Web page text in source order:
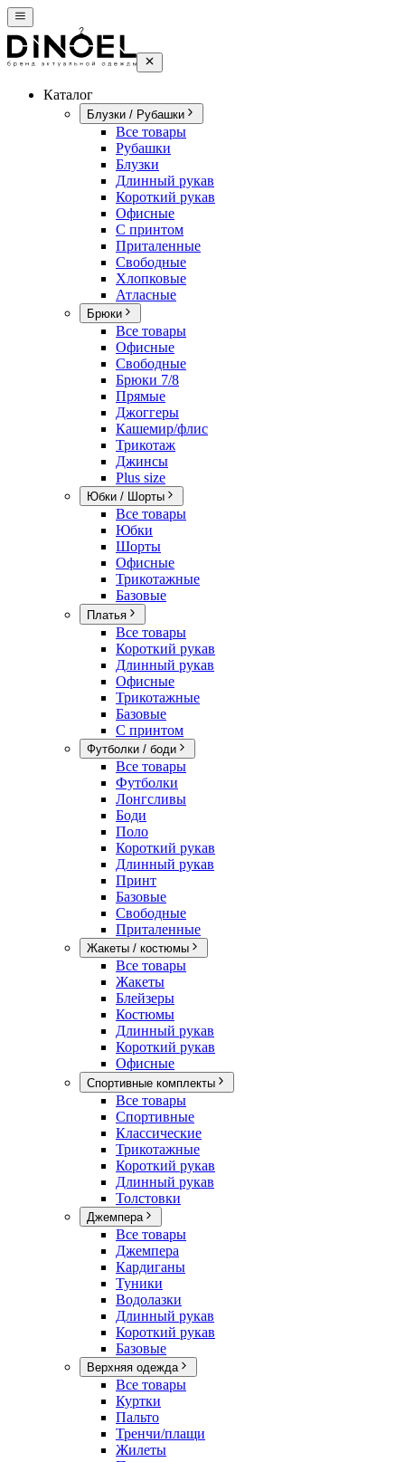
Каталог
Блузки / Рубашки
Все товары
Рубашки
Блузки
Длинный рукав
Короткий рукав
Офисные
С принтом
Приталенные
Свободные
Хлопковые
Атласные
Брюки
Все товары
Офисные
Свободные
Брюки 7/8
Прямые
Джоггеры
Кашемир/флис
Трикотаж
Джинсы
Plus size
Юбки / Шорты
Все товары
Юбки
Шорты
Офисные
Трикотажные
Базовые
Платья
Все товары
Короткий рукав
Длинный рукав
Офисные
Трикотажные
Базовые
С принтом
Футболки / боди
Все товары
Футболки
Лонгсливы
Боди
Поло
Короткий рукав
Длинный рукав
Принт
Базовые
Свободные
Приталенные
Жакеты / костюмы
Все товары
Жакеты
Блейзеры
Костюмы
Длинный рукав
Короткий рукав
Офисные
Спортивные комплекты
Все товары
Спортивные
Классические
Трикотажные
Короткий рукав
Длинный рукав
Толстовки
Джемпера
Все товары
Джемпера
Кардиганы
Туники
Водолазки
Длинный рукав
Короткий рукав
Базовые
Верхняя одежда
Все товары
Куртки
Пальто
Тренчи/плащи
Жилеты